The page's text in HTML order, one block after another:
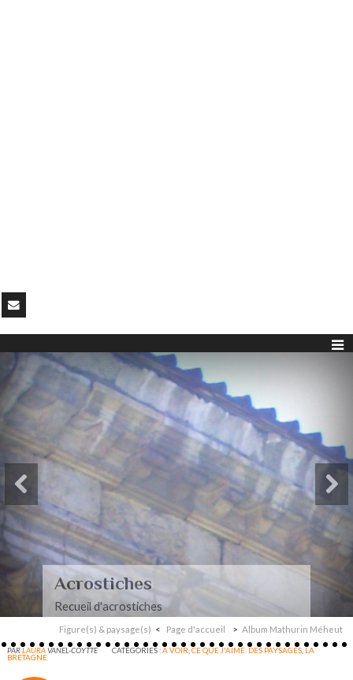
Acrostiches
Recueil d'acrostiches
Figure(s) & paysage(s) Page d'accueil Album Mathurin Méheut
PARLAURAVANEL-COYTTE CATÉGORIES :A VOIR ,CE QUE J'AIME. DES PAYSAGES ,LA
BRETAGNE